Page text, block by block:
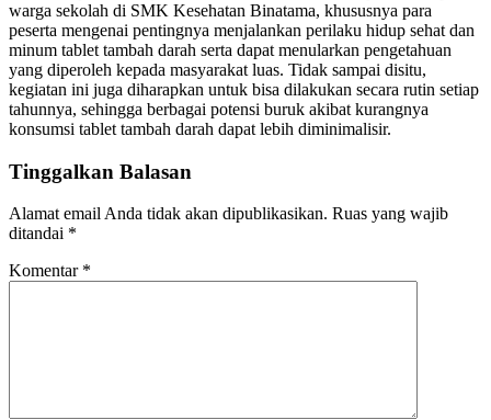
warga sekolah di SMK Kesehatan Binatama, khususnya para
peserta mengenai pentingnya menjalankan perilaku hidup sehat dan
minum tablet tambah darah serta dapat menularkan pengetahuan
yang diperoleh kepada masyarakat luas. Tidak sampai disitu,
kegiatan ini juga diharapkan untuk bisa dilakukan secara rutin setiap
tahunnya, sehingga berbagai potensi buruk akibat kurangnya
konsumsi tablet tambah darah dapat lebih diminimalisir.
Tinggalkan Balasan
Alamat email Anda tidak akan dipublikasikan. Ruas yang wajib
ditandai *
Komentar *